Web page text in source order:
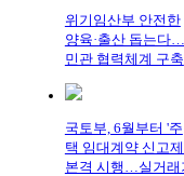
위기임산부 안전한
양육·출산 돕는다…
민관 협력체계 구축
국토부, 6월부터 '주
택 임대계약 신고
본격 시행…실거래